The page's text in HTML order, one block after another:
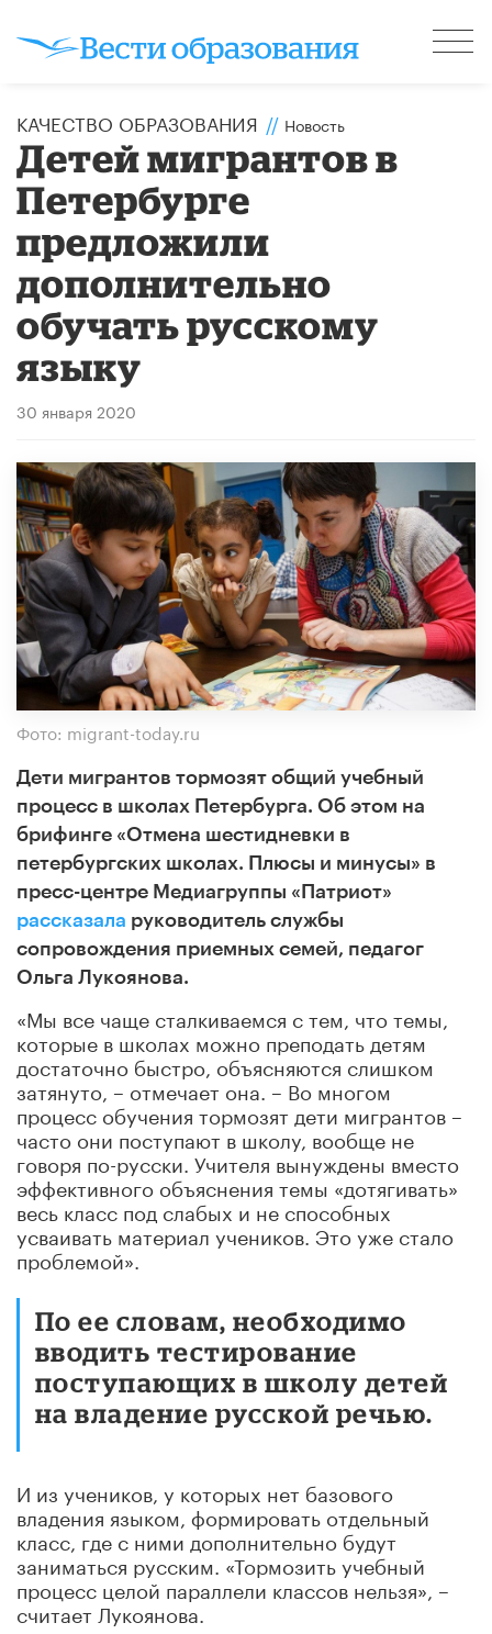
КАЧЕСТВО ОБРАЗОВАНИЯ // Новость
Детей мигрантов в
Петербурге
предложили
дополнительно
обучать русскому
языку
30 января 2020
Фото: migrant-today.ru
Дети мигрантов тормозят общий учебный
процесс в школах Петербурга. Об этом на
брифинге «Отмена шестидневки в
петербургских школах. Плюсы и минусы» в
пресс-центре Медиагруппы «Патриот»
рассказала руководитель службы
сопровождения приемных семей, педагог
Ольга Лукоянова.
«Мы все чаще сталкиваемся с тем, что темы,
которые в школах можно преподать детям
достаточно быстро, объясняются слишком
затянуто, – отмечает она. – Во многом
процесс обучения тормозят дети мигрантов –
часто они поступают в школу, вообще не
говоря по-русски. Учителя вынуждены вместо
эффективного объяснения темы «дотягивать»
весь класс под слабых и не способных
усваивать материал учеников. Это уже стало
проблемой».
По ее словам, необходимо
вводить тестирование
поступающих в школу детей
на владение русской речью.
И из учеников, у которых нет базового
владения языком, формировать отдельный
класс, где с ними дополнительно будут
заниматься русским. «Тормозить учебный
процесс целой параллели классов нельзя», –
считает Лукоянова.